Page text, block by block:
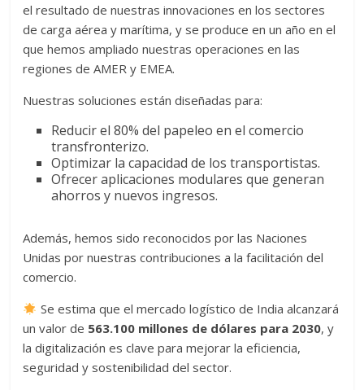
el resultado de nuestras innovaciones en los sectores
de carga aérea y marítima, y se produce en un año en el
que hemos ampliado nuestras operaciones en las
regiones de AMER y EMEA.
Nuestras soluciones están diseñadas para:
Reducir el 80% del papeleo en el comercio
transfronterizo.
Optimizar la capacidad de los transportistas.
Ofrecer aplicaciones modulares que generan
ahorros y nuevos ingresos.
Además, hemos sido reconocidos por las Naciones
Unidas por nuestras contribuciones a la facilitación del
comercio.
Se estima que el mercado logístico de India alcanzará
un valor de 563.100 millones de dólares para 2030, y
la digitalización es clave para mejorar la eficiencia,
seguridad y sostenibilidad del sector.